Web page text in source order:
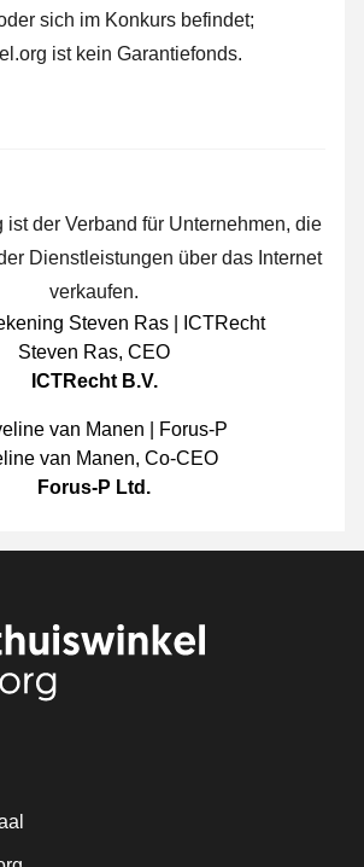
sich im Konkurs befindet;
ist kein Garantiefonds.
der Verband für Unternehmen, die
Dienstleistungen über das Internet
verkaufen.
Steven Ras, CEO
ICTRecht B.V.
van Manen, Co-CEO
Forus-P Ltd.